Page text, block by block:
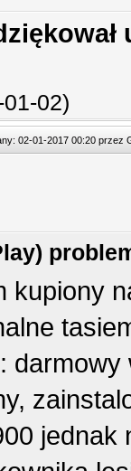
02)
02-01-2017 00:20 przez
kupiony
jednak